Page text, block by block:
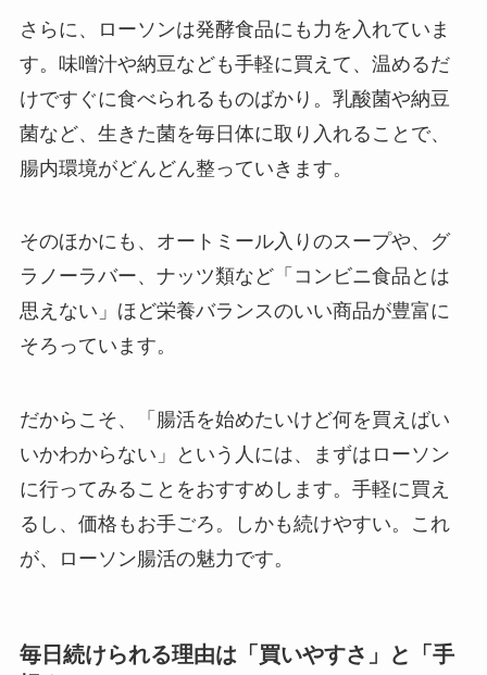
さらに、ローソンは発酵食品にも力を入れていま
す。味噌汁や納豆なども手軽に買えて、温めるだ
けですぐに食べられるものばかり。乳酸菌や納豆
菌など、生きた菌を毎日体に取り入れることで、
腸内環境がどんどん整っていきます。
そのほかにも、オートミール入りのスープや、グ
ラノーラバー、ナッツ類など「コンビニ食品とは
思えない」ほど栄養バランスのいい商品が豊富に
そろっています。
だからこそ、「腸活を始めたいけど何を買えばい
いかわからない」という人には、まずはローソン
に行ってみることをおすすめします。手軽に買え
るし、価格もお手ごろ。しかも続けやすい。これ
が、ローソン腸活の魅力です。
毎日続けられる理由は「買いやすさ」と「手